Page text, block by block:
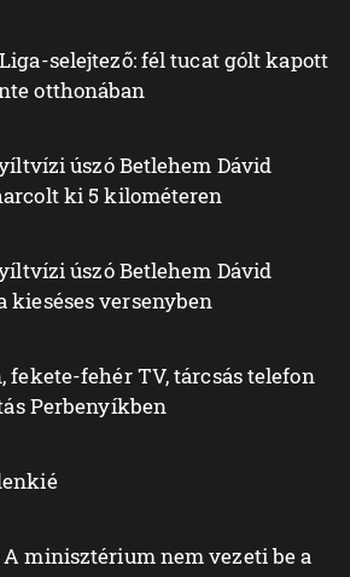
selejtező: fél tucat gólt kapott
otthonában
úszó Betlehem Dávid
ki 5 kilométeren
úszó Betlehem Dávid
kieséses versenyben
fekete-fehér TV, tárcsás telefon
Perbenyíkben
A minisztérium nem vezeti be a